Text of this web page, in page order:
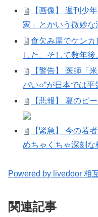
【画像】 週刊少
家」とかいう微妙な
食欠み屋でケン
した。そして数年後
【警告】 医師「
バい○”が日本では平
【悲報】 夏のピ
【緊急】 今の若
めちゃくちゃ深刻な
Powered by livedoor 相
関連記事